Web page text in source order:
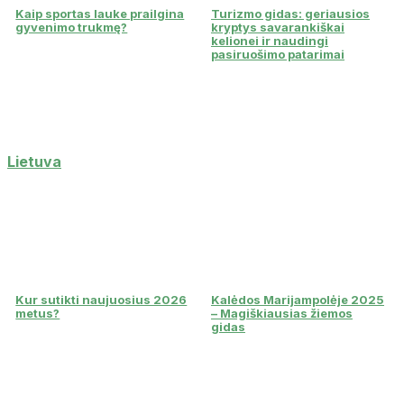
Kaip sportas lauke prailgina
gyvenimo trukmę?
Turizmo gidas: geriausios
kryptys savarankiškai
kelionei ir naudingi
pasiruošimo patarimai
Lietuva
Kur sutikti naujuosius 2026
metus?
Kalėdos Marijampolėje 2025
– Magiškiausias žiemos
gidas